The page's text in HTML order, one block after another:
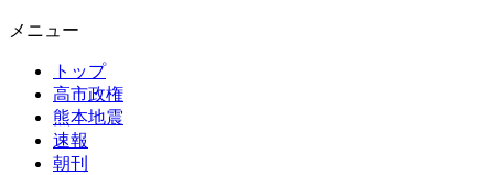
メニュー
トップ
高市政権
熊本地震
速報
朝刊